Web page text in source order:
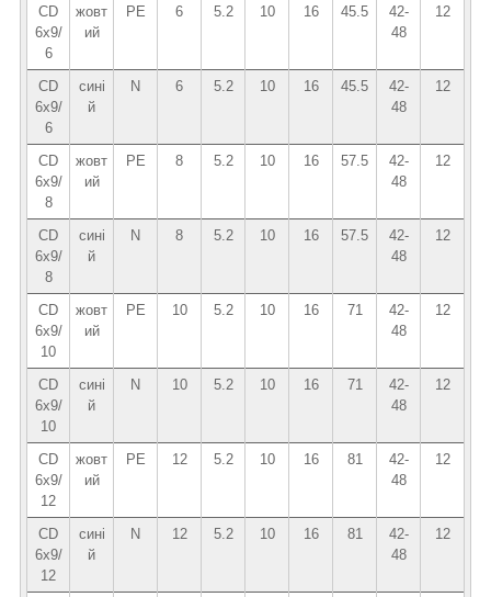
CD
6х9/
6
жовт
ий
PE 6 5.2 10 16 45.5
42-
48
12
CD
6x9/
6
сині
й
N 6 5.2 10 16 45.5
42-
48
12
CD
6х9/
8
жовт
ий
PE 8 5.2 10 16 57.5
42-
48
12
CD
6x9/
8
сині
й
N 8 5.2 10 16 57.5
42-
48
12
CD
6х9/
10
жовт
ий
PE 10 5.2 10 16 71
42-
48
12
CD
6x9/
10
сині
й
N 10 5.2 10 16 71
42-
48
12
CD
6х9/
12
жовт
ий
PE 12 5.2 10 16 81
42-
48
12
CD
6х9/
12
сині
й
N 12 5.2 10 16 81
42-
48
12